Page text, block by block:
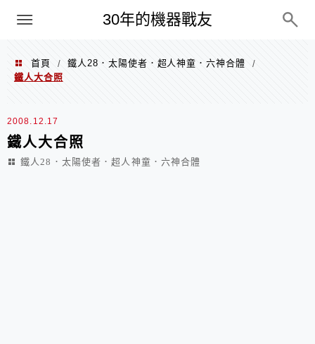
30年的機器戰友
PC
首頁 / 鐵人28．太陽使者．超人神童．六神合體
/
鐵人大合照
2008.12.17
鐵人大合照
鐵人28．太陽使者．超人神童．六神合體